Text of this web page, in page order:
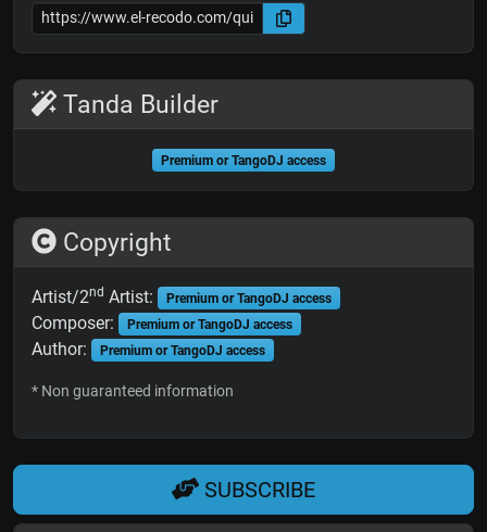
Tanda Builder
Premium or TangoDJ access
Copyright
Artist/2nd Artist: Premium or TangoDJ access
Composer: Premium or TangoDJ access
Author: Premium or TangoDJ access
* Non guaranteed information
SUBSCRIBE